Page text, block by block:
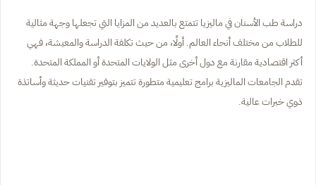
دراسة طب الأسنان في ماليزيا تتمتع بالعديد من المزايا التي تجعلها وجهة مثالية
للطلاب من مختلف أنحاء العالم. أولًا، من حيث تكلفة الدراسة والمعيشة، فهي
أكثر اقتصادية مقارنة مع دول أخرى مثل الولايات المتحدة أو المملكة المتحدة.
تقدم الجامعات الماليزية برامج تعليمية متطورة تتميز بتوفير تقنيات حديثة وأساتذة
ذوي خبرات عالية.